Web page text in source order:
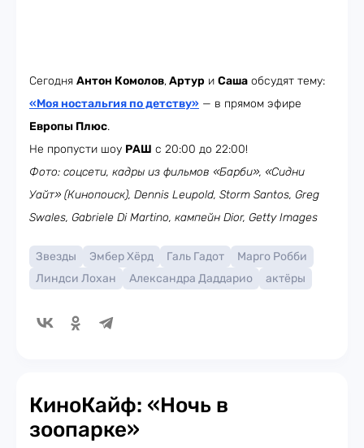
Сегодня Антон Комолов,Артур и Саша обсудят тему:
«Моя ностальгия по детству» — в прямом эфире
Европы Плюс.
Не пропусти шоу РАШ с 20:00 до 22:00!
Фото: соцсети, кадры из фильмов «Барби», «Сидни
Уайт» (Кинопоиск), Dennis Leupold, Storm Santos, Greg
Swales, Gabriele Di Martino, кампейн Dior, Getty Images
Звезды Эмбер Хёрд Галь Гадот
Марго Робби
Линдси Лохан
Александра Даддарио актёры
КиноКайф: «Ночь в
зоопарке»